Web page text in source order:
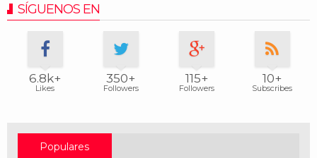
SÍGUENOS EN
6.8k+
Likes
350+
Followers
115+
Followers
10+
Subscribes
Populares